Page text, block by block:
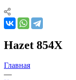
Hazet 854X
Главная
—